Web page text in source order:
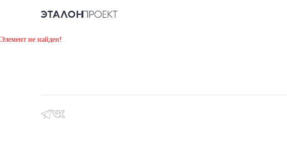
Элемент не найден!